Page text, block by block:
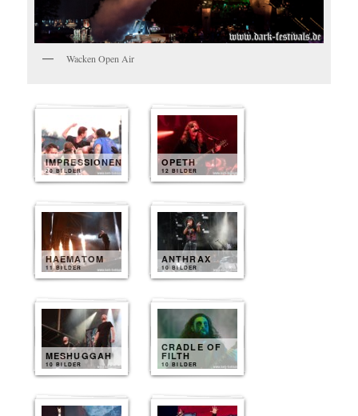
Wacken Open Air
IMPRESSIONEN
20 BILDER
OPETH
12 BILDER
HAEMATOM
11 BILDER
ANTHRAX
10 BILDER
MESHUGGAH
10 BILDER
CRADLE OF
FILTH
10 BILDER